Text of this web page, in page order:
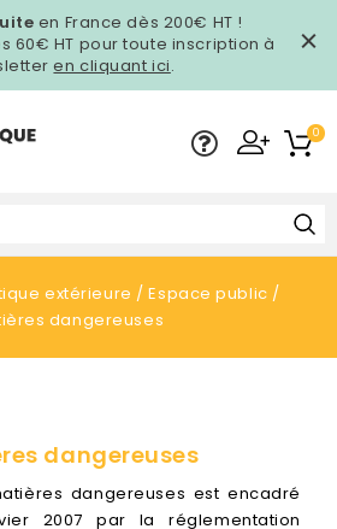
en France dès 200€ HT !
60€ HT pour toute inscription à
en cliquant ici.
0
extérieure
Espace public
dangereuses
dangereuses
dangereuses est encadré
2007 par la réglementation